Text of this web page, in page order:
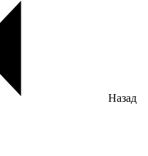
Назад